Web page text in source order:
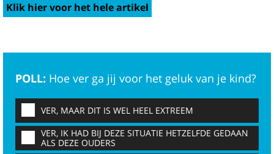
Klik hier voor het hele artikel
POLL: Hoe ver ga jij voor het geluk van je kind?
VER, MAAR DIT IS WEL HEEL EXTREEM
VER, IK HAD BIJ DEZE SITUATIE HETZELFDE GEDAAN
ALS DEZE OUDERS